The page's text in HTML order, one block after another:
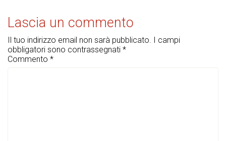
Lascia un commento
Il tuo indirizzo email non sarà pubblicato.
I campi
obbligatori sono contrassegnati *
Commento *